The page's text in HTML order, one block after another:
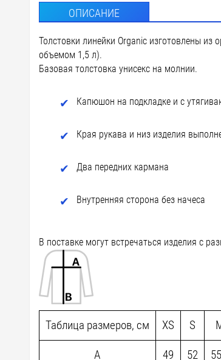
ОПИСАНИЕ
Толстовки линейки Organic изготовлены из
объемом 1,5 л).
Базовая толстовка унисекс на молнии.
Капюшон на подкладке и с
Края рукава и низ изделия
Два передних кармана
Внутренняя сторона без начеса
В поставке могут встречаться изделия с
Таблица размеров, см XS S
A 49 52